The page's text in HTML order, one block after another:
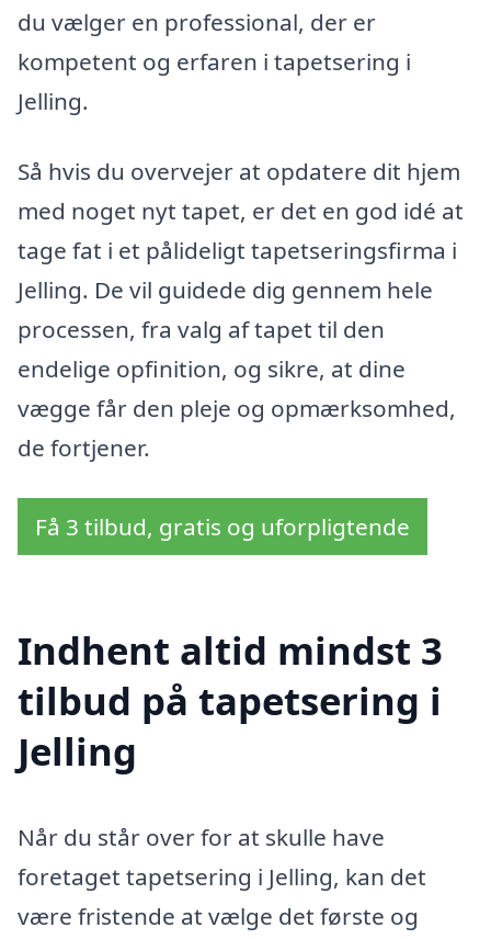
du vælger en professional, der er
kompetent og erfaren i tapetsering i
Jelling.
Så hvis du overvejer at opdatere dit hjem
med noget nyt tapet, er det en god idé at
tage fat i et pålideligt tapetseringsfirma i
Jelling. De vil guidede dig gennem hele
processen, fra valg af tapet til den
endelige opfinition, og sikre, at dine
vægge får den pleje og opmærksomhed,
de fortjener.
Få 3 tilbud, gratis og uforpligtende
Indhent altid mindst 3
tilbud på tapetsering i
Jelling
Når du står over for at skulle have
foretaget tapetsering i Jelling, kan det
være fristende at vælge det første og